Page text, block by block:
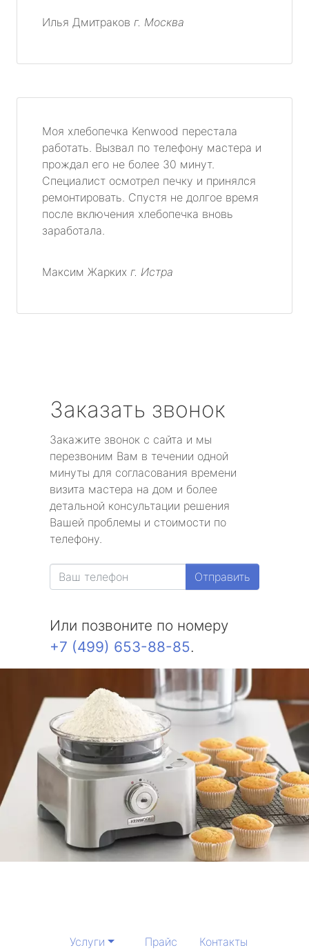
Илья Дмитраков г. Москва
Моя хлебопечка Kenwood перестала
работать. Вызвал по телефону мастера и
прождал его не более 30 минут.
Специалист осмотрел печку и принялся
ремонтировать. Спустя не долгое время
после включения хлебопечка вновь
заработала.
Максим Жарких г. Истра
Заказать звонок
Закажите звонок с сайта и мы
перезвоним Вам в течении одной
минуты для согласования времени
визита мастера на дом и более
детальной консультации решения
Вашей проблемы и стоимости по
телефону.
Отправить
Или позвоните по номеру
+7 (499) 653-88-85.
Услуги Прайс Контакты